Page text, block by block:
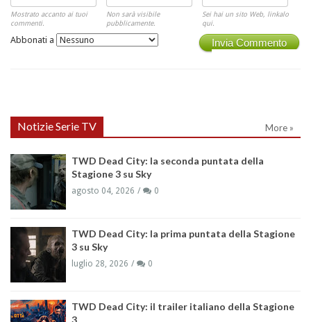
Mostrato accanto ai tuoi
commenti.
Non sarà visibile
pubblicamente.
Sei hai un sito Web, linkalo
qui.
Invia Commento
Abbonati a
Notizie Serie TV More »
TWD Dead City: la seconda puntata della
Stagione 3 su Sky
agosto 04, 2026 0
TWD Dead City: la prima puntata della Stagione
3 su Sky
luglio 28, 2026 0
TWD Dead City: il trailer italiano della Stagione
3